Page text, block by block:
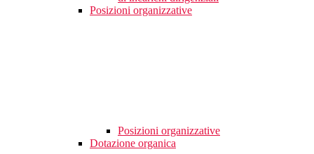
Posizioni organizzative
Posizioni organizzative
Dotazione organica